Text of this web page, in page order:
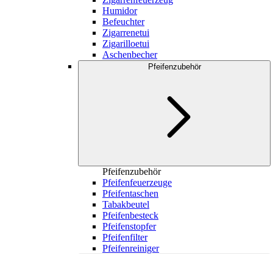
Humidor
Befeuchter
Zigarrenetui
Zigarilloetui
Aschenbecher
Pfeifenzubehör
Pfeifenzubehör
Pfeifenfeuerzeuge
Pfeifentaschen
Tabakbeutel
Pfeifenbesteck
Pfeifenstopfer
Pfeifenfilter
Pfeifenreiniger